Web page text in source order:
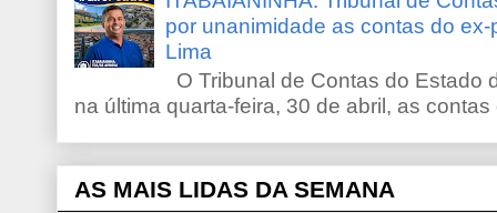
por unanimidade as contas do
Lima
O Tribunal de Contas do Estado
na última quarta-feira, 30 de abril, as
AS MAIS LIDAS DA SEMANA